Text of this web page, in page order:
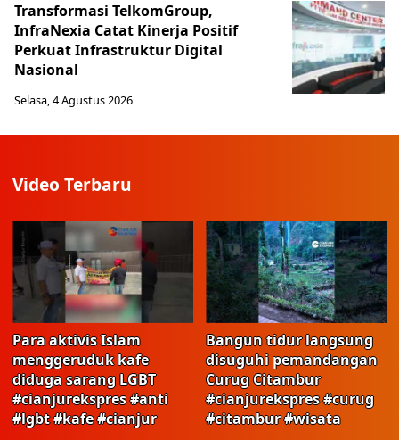
Transformasi TelkomGroup,
InfraNexia Catat Kinerja Positif
Perkuat Infrastruktur Digital
Nasional
Selasa, 4 Agustus 2026
Video Terbaru
Para aktivis Islam
menggeruduk kafe
diduga sarang LGBT
#cianjurekspres #anti
#lgbt #kafe #cianjur
Bangun tidur langsung
disuguhi pemandangan
Curug Citambur
#cianjurekspres #curug
#citambur #wisata